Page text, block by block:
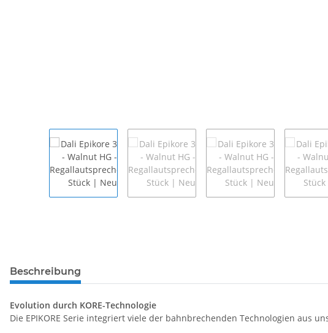
Beschreibung
Evolution durch KORE-Technologie
Die EPIKORE Serie integriert viele der bahnbrechenden Technologien aus